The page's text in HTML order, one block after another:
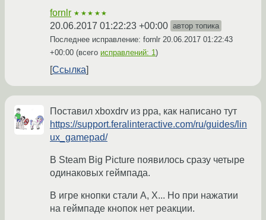
fornlr ★★★★★
20.06.2017 01:22:23 +00:00 автор топика
Последнее исправление: fornlr 20.06.2017 01:22:43
+00:00 (всего исправлений: 1)
Ссылка
Поставил xboxdrv из ppa, как написано тут
https://support.feralinteractive.com/ru/guides/lin
ux_gamepad/
В Steam Big Picture появилось сразу четыре
одинаковых геймпада.
В игре кнопки стали A, X... Но при нажатии
на геймпаде кнопок нет реакции.